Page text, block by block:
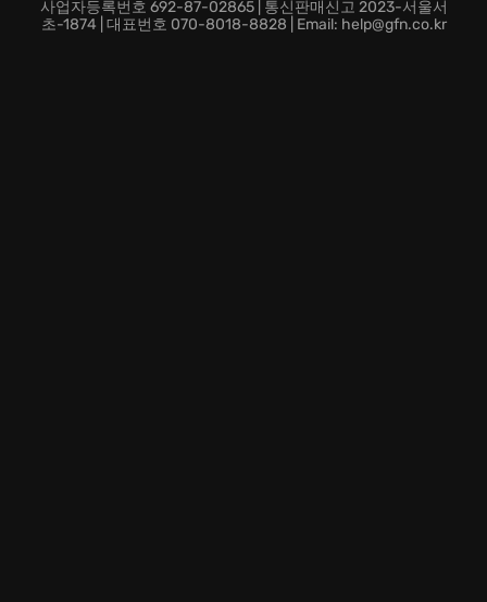
The Plucky Squire에서 잊고 지냈던 동심을 되찾고, 상상
사업자등록번호 692-87-02865 | 통신판매신고 2023-서울서
초-1874 | 대표번호 070-8018-8828 | Email: help@gfn.co.kr